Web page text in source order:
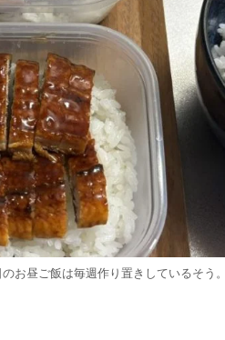
お昼ご飯は毎週作り置きしているそう。